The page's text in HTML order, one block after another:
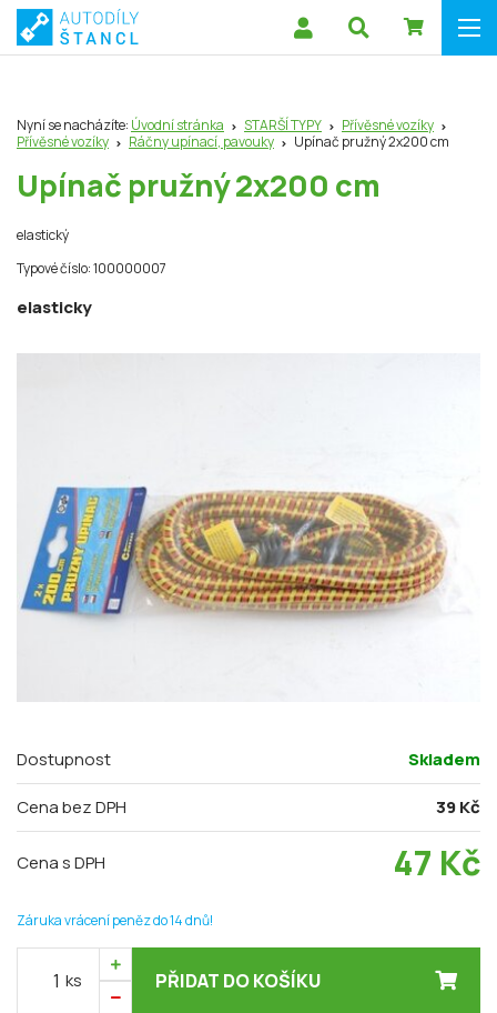
Nyní se nacházíte: Úvodní stránka STARŠÍ TYPY
Přívěsné vozíky
Přívěsné vozíky
Ráčny upínací, pavouky Upínač pružný 2x200 cm
Upínač pružný 2x200 cm
elastický
Typové číslo: 100000007
elasticky
Dostupnost Skladem
Cena bez DPH 39 Kč
Cena s DPH 47 Kč
Záruka vrácení peněz do 14 dnů!
ks PŘIDAT DO KOŠÍKU